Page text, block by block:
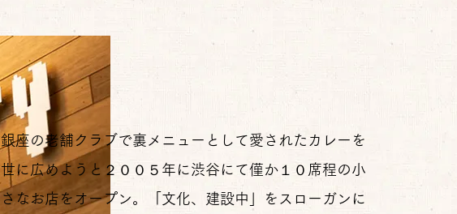
銀座の老舗クラブで裏メニューとして愛されたカレーを
世に広めようと２００５年に渋谷にて僅か１０席程の小
さなお店をオープン。「文化、建設中」をスローガンに